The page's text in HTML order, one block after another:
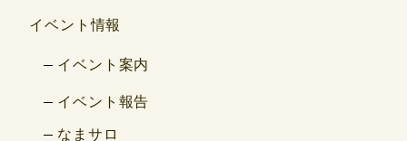
イベント情報
イベント案内
イベント報告
なまサロ